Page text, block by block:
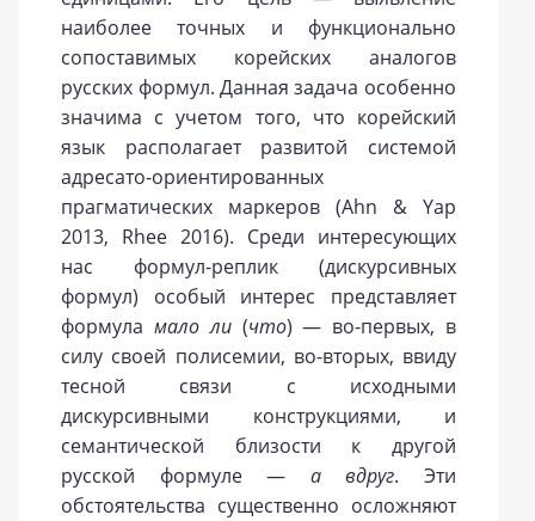
наиболее точных и функционально
сопоставимых корейских аналогов
русских формул. Данная задача особенно
значима с учетом того, что корейский
язык располагает развитой системой
адресато-ориентированных
прагматических маркеров (Ahn & Yap
2013, Rhee 2016). Среди интересующих
нас формул-реплик (дискурсивных
формул) особый интерес представляет
формула мало ли (что) — во-первых, в
силу своей полисемии, во-вторых, ввиду
тесной связи с исходными
дискурсивными конструкциями, и
семантической близости к другой
русской формуле — а вдруг. Эти
обстоятельства существенно осложняют